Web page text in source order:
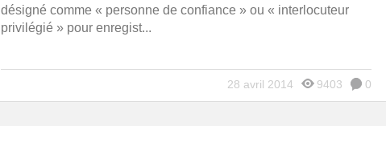
désigné comme « personne de confiance » ou « interlocuteur
privilégié » pour enregist...
0
9403
28 avril 2014